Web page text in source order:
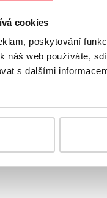
cookies
poskytování
náš web používáte,
s dalšími
und unterliegen
einverstanden.